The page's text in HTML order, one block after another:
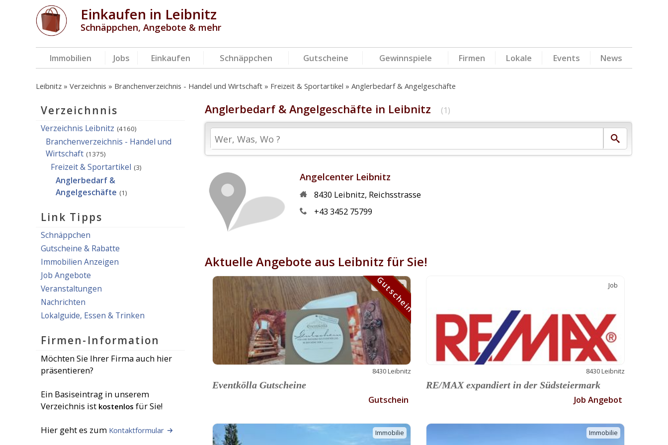
Einkaufen in Leibnitz
Schnäppchen, Angebote & mehr
Immobilien Jobs Einkaufen Schnäppchen Gutscheine Gewinnspiele Firmen Lokale Events News
Leibnitz Verzeichnis Branchenverzeichnis - Handel und Wirtschaft Freizeit & Sportartikel Anglerbedarf & Angelgeschäfte
Anglerbedarf & Angelgeschäfte in Leibnitz (1)
Angelcenter Leibnitz
8430 Leibnitz, Reichsstrasse
+43 3452 75799
Aktuelle Angebote aus Leibnitz für Sie!
Gutschein
8430 Leibnitz
Eventkölla Gutscheine
Gutschein
Gutschein
Job
8430 Leibnitz
RE/MAX expandiert in der Südsteiermark
Job Angebot
Immobilie Immobilie
Verzeichnnis
Verzeichnis Leibnitz (4160)
Branchenverzeichnis - Handel und
Wirtschaft (1375)
Freizeit & Sportartikel (3)
Anglerbedarf &
Angelgeschäfte (1)
Link Tipps
Schnäppchen
Gutscheine & Rabatte
Immobilien Anzeigen
Job Angebote
Veranstaltungen
Nachrichten
Lokalguide, Essen & Trinken
Firmen-Information
Möchten Sie Ihrer Firma auch hier
präsentieren?
Ein Basiseintrag in unserem
Verzeichnis ist kostenlos für Sie!
Hier geht es zum Kontaktformular